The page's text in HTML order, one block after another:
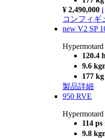
¥ 2,490,000 i
コンフィギ
new V2 SP
120.4
9.6
177 kg
製品詳細
950 RVE
114 ps
9.8